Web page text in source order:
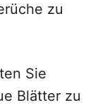
zu
Sie
Blätter zu